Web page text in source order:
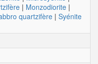
| Monzodiorite |
quartzifère | Syénite